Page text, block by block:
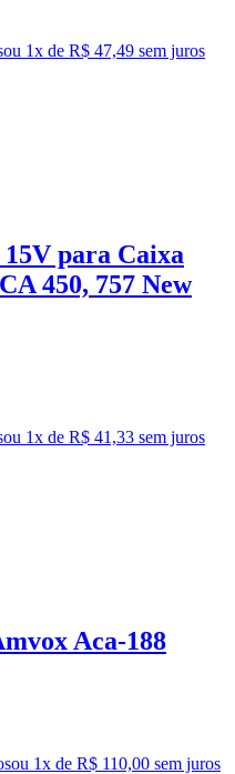
ou 1x de R$ 47,49 sem juros
para Caixa
450, 757 New
ou 1x de R$ 41,33 sem juros
Aca-188
ou 1x de R$ 110,00 sem juros